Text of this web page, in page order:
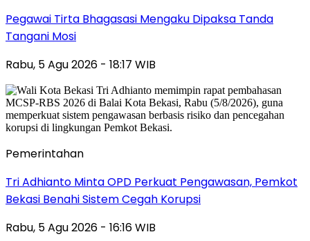
Pegawai Tirta Bhagasasi Mengaku Dipaksa Tanda
Tangani Mosi
Rabu, 5 Agu 2026 - 18:17 WIB
Pemerintahan
Tri Adhianto Minta OPD Perkuat Pengawasan, Pemkot
Bekasi Benahi Sistem Cegah Korupsi
Rabu, 5 Agu 2026 - 16:16 WIB